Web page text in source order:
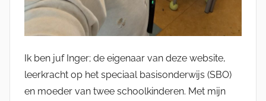
Ik ben juf Inger; de eigenaar van deze website,
leerkracht op het speciaal basisonderwijs (SBO)
en moeder van twee schoolkinderen. Met mijn